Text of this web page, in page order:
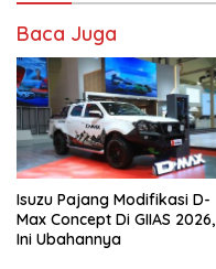
Baca Juga
Isuzu Pajang Modifikasi D-
Max Concept Di GIIAS 2026,
Ini Ubahannya